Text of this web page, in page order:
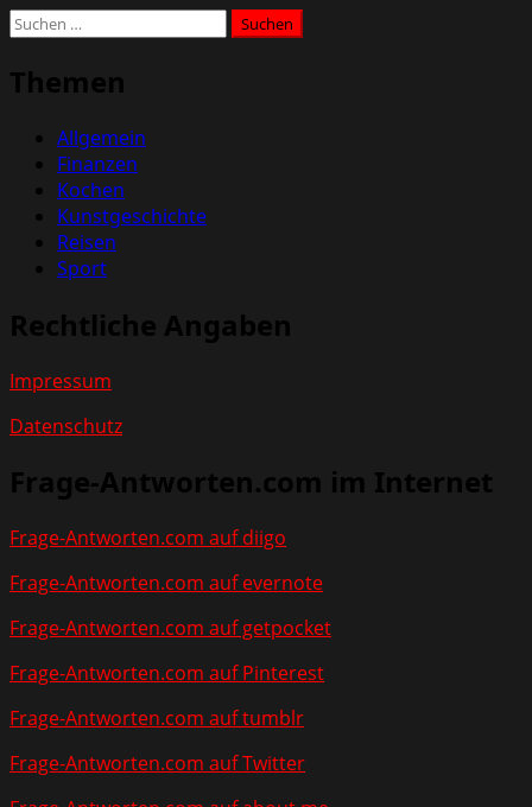
Suchen
Themen
Allgemein
Finanzen
Kochen
Kunstgeschichte
Reisen
Sport
Rechtliche Angaben
Impressum
Datenschutz
Frage-Antworten.com im Internet
Frage-Antworten.com auf diigo
Frage-Antworten.com auf evernote
Frage-Antworten.com auf getpocket
Frage-Antworten.com auf Pinterest
Frage-Antworten.com auf tumblr
Frage-Antworten.com auf Twitter